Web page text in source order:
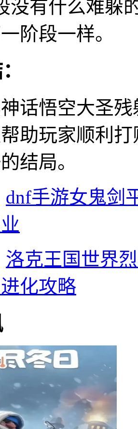
没有什么难躲
阶段一样。
话悟空大圣
助玩家顺利
结局。
dnf手游女鬼剑
洛克王国世界
化攻略